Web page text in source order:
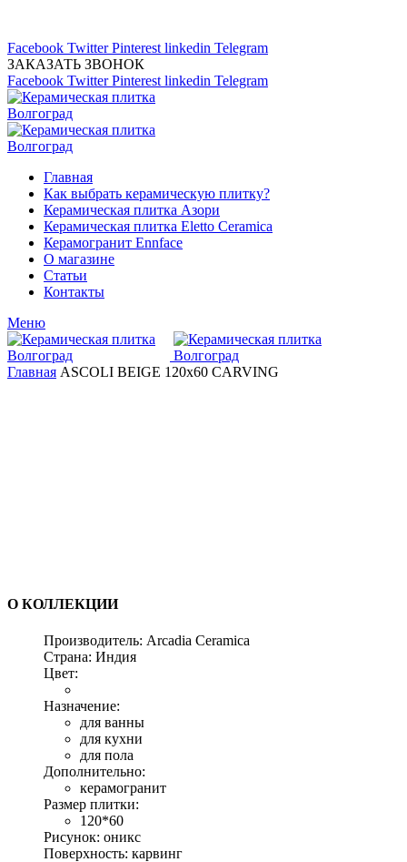
Facebook Twitter Pinterest linkedin Telegram
ЗАКАЗАТЬ ЗВОНОК
Facebook Twitter Pinterest linkedin Telegram
Главная
Как выбрать керамическую плитку?
Керамическая плитка Азори
Керамическая плитка Eletto Ceramica
Керамогранит Ennface
О магазине
Статьи
Контакты
Меню
Главная ASCOLI BEIGE 120x60 CARVING
О КОЛЛЕКЦИИ
Производитель: Arcadia Ceramica
Страна: Индия
Цвет:
Назначение:
для ванны
для кухни
для пола
Дополнительно:
керамогранит
Размер плитки:
120*60
Рисунок: оникс
Поверхность: карвинг